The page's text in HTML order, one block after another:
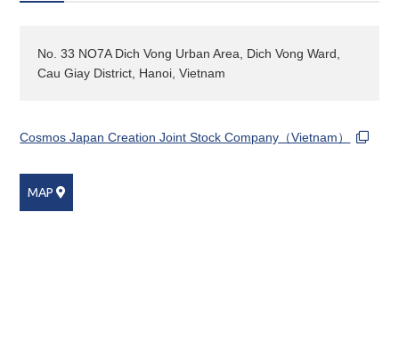
No. 33 NO7A Dich Vong Urban Area, Dich Vong Ward,
Cau Giay District, Hanoi, Vietnam
Cosmos Japan Creation Joint Stock Company（Vietnam）
MAP